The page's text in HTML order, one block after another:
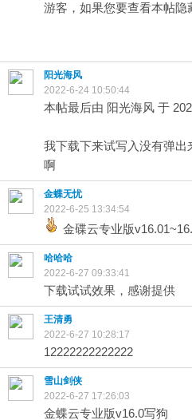
游客，如果您要查看本帖隐
阳光海风
2022-6-24 10:50:44
本帖最后由 阳光海风 于
我下载下来试写入没有弹
啊
金蝶无忧
2022-6-25 13:34:54
金碟云专业版
哈哈哈
2022-6-27 09:33:41
下载试试效果，感谢提供
王清勇
2022-6-27 10:28:17
12222222222222
雪山剑侠
2022-6-27 17:26:03
金蝶云专业版v16.0写狗